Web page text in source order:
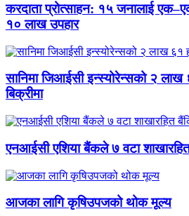
करदाता प्रोत्साहन: १५ जनालाई
१० लाख उपहार
सानिमा जिआईसी इन्स्योरेन्सको २ लाख
बिक्रीमा
एनआईसी एशिया बैंकले ७ वटा
आजका लागि कृषिउपजको थोक मूल्य